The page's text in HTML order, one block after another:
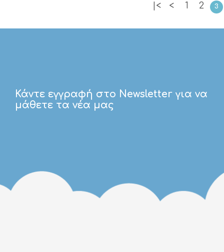
5E
6E
|< < 1 2 3
Κάντε εγγραφή στο Newsletter για να
μάθετε τα νέα μας